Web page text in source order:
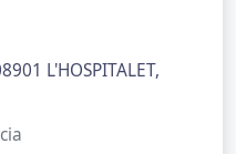
L'HOSPITALET,